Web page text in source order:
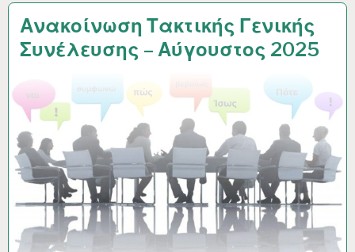
Ανακοίνωση Τακτικής Γενικής
Συνέλευσης – Αύγουστος 2025